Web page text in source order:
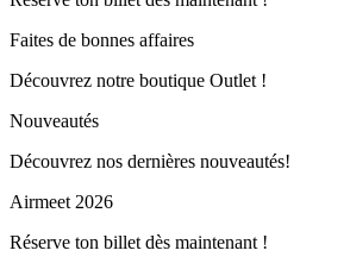
Faites de bonnes affaires
Découvrez notre boutique Outlet !
Nouveautés
Découvrez nos dernières nouveautés!
Airmeet 2026
Réserve ton billet dès maintenant !